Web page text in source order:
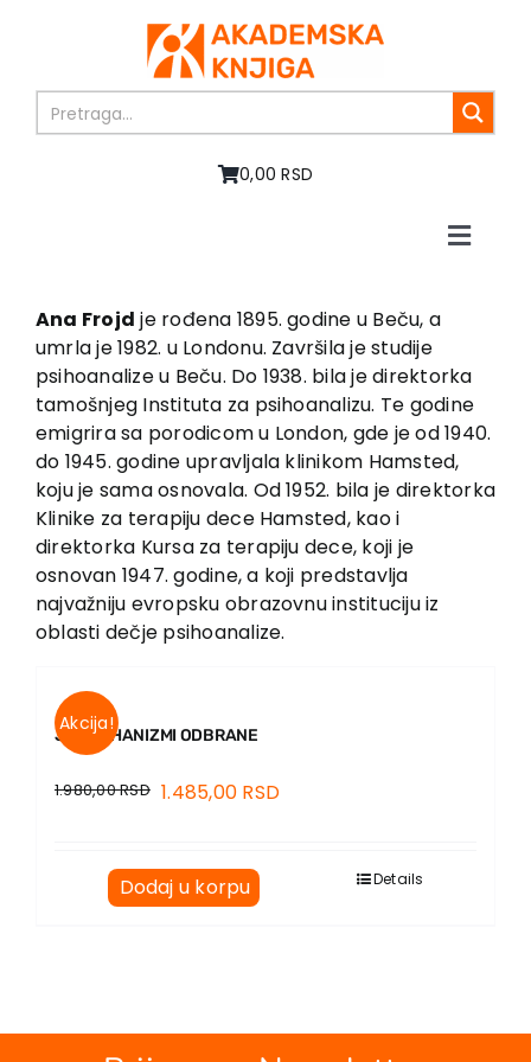
0,00 RSD
Toggle
O nama
Knjige
U pripremi
Akcija
Autori
Vesti
EU PROJEKTI
Kontakt
Ana Frojd je rođena 1895. godine u Beču, a
umrla je 1982. u Londonu. Završila je studije
psihoanalize u Beču. Do 1938. bila je direktorka
tamošnjeg Instituta za psihoanalizu. Te godine
emigrira sa porodicom u London, gde je od 1940.
do 1945. godine upravljala klinikom Hamsted,
koju je sama osnovala. Od 1952. bila je direktorka
Klinike za terapiju dece Hamsted, kao i
direktorka Kursa za terapiju dece, koji je
osnovan 1947. godine, a koji predstavlja
najvažniju evropsku obrazovnu instituciju iz
oblasti dečje psihoanalize.
Akcija!
JA I MEHANIZMI ODBRANE
1.980,00RSD 1.485,00 RSD
Dodaj u korpu Details